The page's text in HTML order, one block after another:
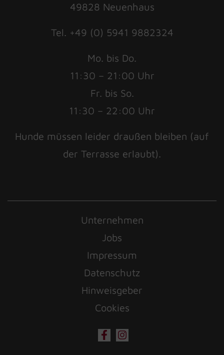
49828 Neuenhaus
Tel. +49 (0) 5941 9882324
Mo. bis Do.
11:30 – 21:00 Uhr
Fr. bis So.
11:30 – 22:00 Uhr
Hunde müssen leider draußen bleiben (auf
der Terrasse erlaubt).
Unternehmen
Jobs
Impressum
Datenschutz
Hinweisgeber
Cookies